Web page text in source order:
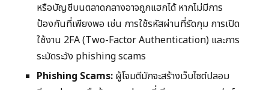
หรือบัญชีบนตลาดกลางอาจถูกแฮกได้ หากไม่มีการ
ป้องกันที่เพียงพอ เช่น การใช้รหัสผ่านที่รัดกุม การเปิด
ใช้งาน 2FA (Two-Factor Authentication) และการ
ระมัดระวัง phishing scams
Phishing Scams: ผู้โจมตีมักจะสร้างเว็บไซต์ปลอม